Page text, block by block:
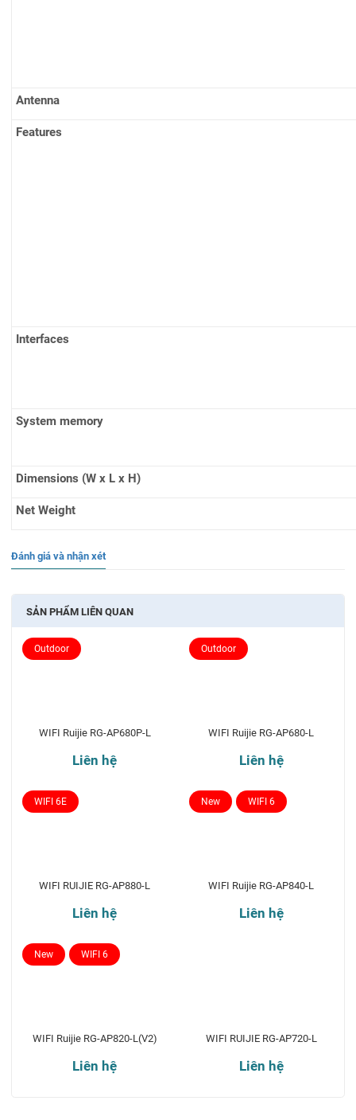
Antenna
Features
Interfaces
System memory
Dimensions (W x L x H)
Net Weight
Đánh giá và nhận xét
SẢN PHẨM LIÊN QUAN
WIFI Ruijie RG-AP680P-L
Liên hệ
Outdoor
WIFI Ruijie RG-AP680-L
Liên hệ
Outdoor
WIFI RUIJIE RG-AP880-L
Liên hệ
WIFI 6E
WIFI Ruijie RG-AP840-L
Liên hệ
New WIFI 6
WIFI Ruijie RG-AP820-L(V2)
Liên hệ
New WIFI 6
WIFI RUIJIE RG-AP720-L
Liên hệ